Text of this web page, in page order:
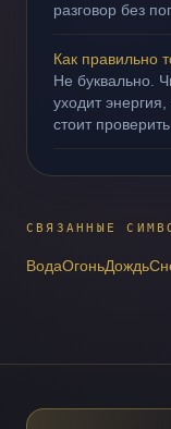
разговор без
Как правильно
Не буквально.
уходит
стоит проверить
СВЯЗАННЫЕ
ВодаОгоньДождь